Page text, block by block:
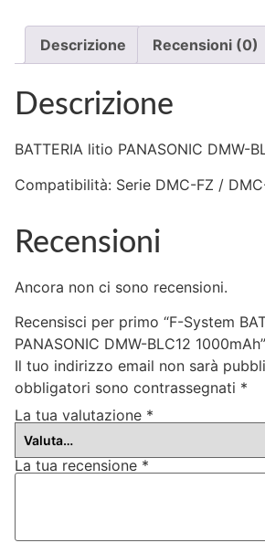
Descrizione Recensioni (0)
Descrizione
BATTERIA litio PANASONIC DMW-
Compatibilità: Serie DMC-FZ /
Recensioni
Ancora non ci sono recensioni.
Recensisci per primo “F-System
PANASONIC DMW-BLC12 1000mAh”
Il tuo indirizzo email non sarà
obbligatori sono contrassegnati *
La tua valutazione *
La tua recensione *